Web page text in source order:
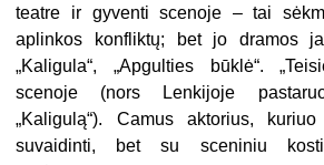
teatre ir gyventi scenoje – tai
aplinkos konfliktų; bet jo dramos
„Kaligula“, „Apgulties būklė“.
scenoje (nors Lenkijoje
„Kaligulą“). Camus aktorius,
suvaidinti, bet su sceniniu